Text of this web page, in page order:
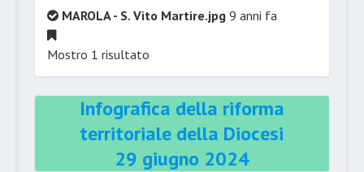
MAROLA - S. Vito Martire.jpg 9 anni fa
Mostro 1 risultato
Infografica della riforma
territoriale della Diocesi
29 giugno 2024